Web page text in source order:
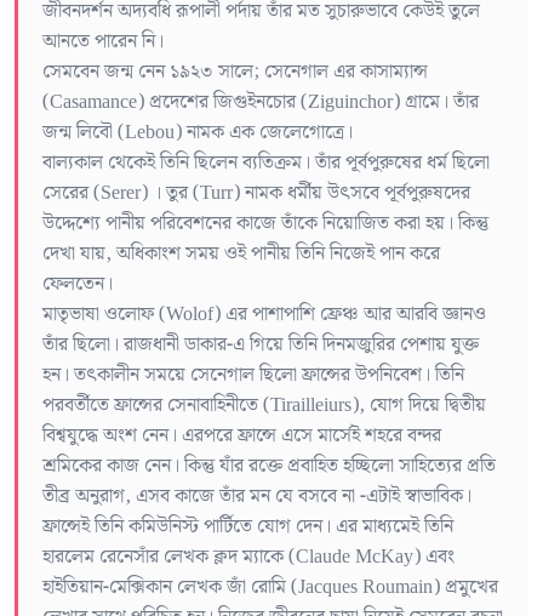
জীবনদর্শন অদ্যবধি রূপালী পর্দায় তাঁর মত সুচারুভাবে কেউই তুলে
আনতে পারেন নি।
সেমবেন জন্ম নেন ১৯২৩ সালে; সেনেগাল এর কাসাম্যান্স
(Casamance) প্রদেশের জিগুইনচোর (Ziguinchor) গ্রামে। তাঁর
জন্ম লিবৌ (Lebou) নামক এক জেলেগোত্রে।
বাল্যকাল থেকেই তিনি ছিলেন ব্যতিক্রম। তাঁর পূর্বপুরুষের ধর্ম ছিলো
সেরের (Serer) । তুর (Turr) নামক ধর্মীয় উৎসবে পূর্বপুরুষদের
উদ্দেশ্যে পানীয় পরিবেশনের কাজে তাঁকে নিয়োজিত করা হয়। কিন্তু
দেখা যায়, অধিকাংশ সময় ওই পানীয় তিনি নিজেই পান করে
ফেলতেন।
মাতৃভাষা ওলোফ (Wolof) এর পাশাপাশি ফ্রেঞ্চ আর আরবি জ্ঞানও
তাঁর ছিলো। রাজধানী ডাকার-এ গিয়ে তিনি দিনমজুরির পেশায় যুক্ত
হন। তৎকালীন সময়ে সেনেগাল ছিলো ফ্রান্সের উপনিবেশ। তিনি
পরবর্তীতে ফ্রান্সের সেনাবাহিনীতে (Tirailleiurs), যোগ দিয়ে দ্বিতীয়
বিশ্বযুদ্ধে অংশ নেন। এরপরে ফ্রান্সে এসে মার্সেই শহরে বন্দর
শ্রমিকের কাজ নেন। কিন্তু যাঁর রক্তে প্রবাহিত হচ্ছিলো সাহিত্যের প্রতি
তীব্র অনুরাগ, এসব কাজে তাঁর মন যে বসবে না -এটাই স্বাভাবিক।
ফ্রান্সেই তিনি কমিউনিস্ট পার্টিতে যোগ দেন। এর মাধ্যমেই তিনি
হারলেম রেনেসাঁর লেখক ক্লদ ম্যাকে (Claude McKay) এবং
হাইতিয়ান-মেক্সিকান লেখক জাঁ রোমি (Jacques Roumain) প্রমুখের